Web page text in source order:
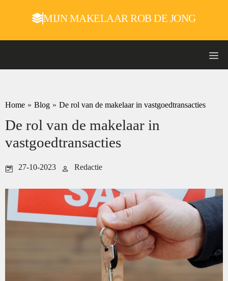
MIJN MAKELAAR ROB DE JONG
Home » Blog » De rol van de makelaar in vastgoedtransacties
De rol van de makelaar in
vastgoedtransacties
27-10-2023 Redactie